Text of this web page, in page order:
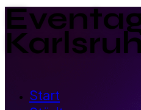
Start